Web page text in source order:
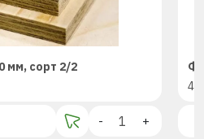
мм, сорт 2/2
- +
43